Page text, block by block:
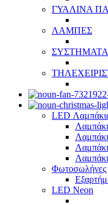
ΓΥΑΛΙΝΑ
ΛΑΜΠΕΣ
LED
Φωτοσωλήνες
LED Neon